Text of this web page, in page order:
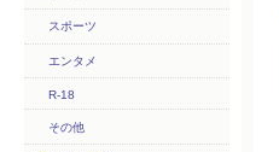
スポーツ
エンタメ
R-18
その他